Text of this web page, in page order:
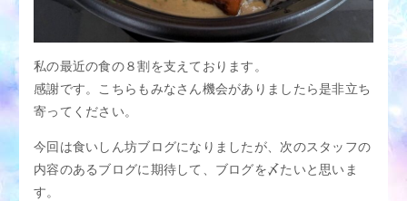
私の最近の食の８割を支えております。
感謝です。こちらもみなさん機会がありましたら是非立ち
寄ってください。
今回は食いしん坊ブログになりましたが、次のスタッフの
内容のあるブログに期待して、ブログを〆たいと思いま
す。